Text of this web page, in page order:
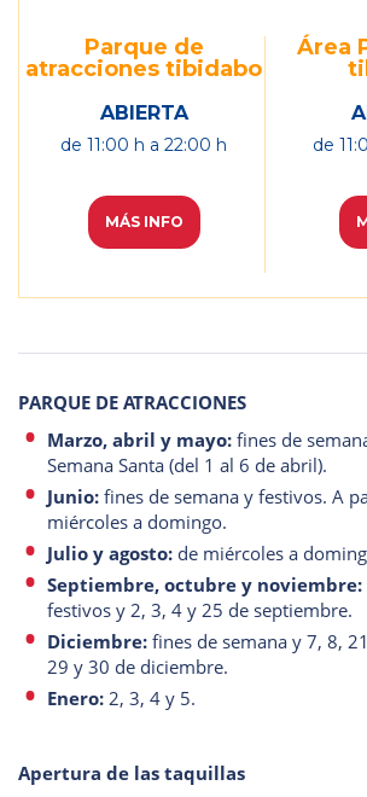
Parque de
atracciones tibidabo
ABIERTA
de11:00 h a22:00 h
MÁS INFO
Área
de
PARQUE DE ATRACCIONES
Marzo, abril y mayo: fines de
Semana Santa (del 1 al 6 de abril).
Junio: fines de semana y festivos. A
miércoles a domingo.
Julio y agosto: de miércoles a
Septiembre, octubre y noviembre:
festivos y 2, 3, 4 y 25 de septiembre.
Diciembre: fines de semana y 7, 8,
29 y 30 de diciembre.
Enero: 2, 3, 4 y 5.
Apertura de las taquillas